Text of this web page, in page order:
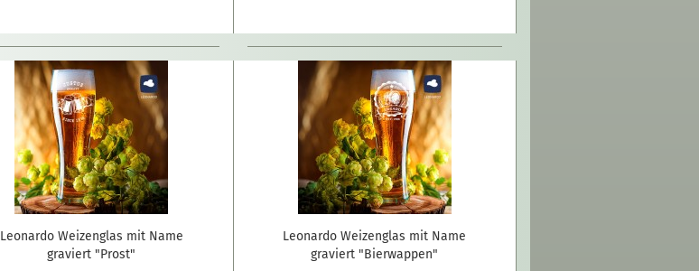
Leonardo Weizenglas mit Name
graviert "Prost"
Leonardo Weizenglas mit Name
graviert "Bierwappen"